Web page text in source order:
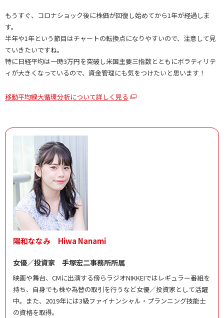
もうすぐ、コロナショック後に株価が回復し始めてから1年が経過しま
す。
半年や1年という節目はチャートの転換点になりやすいので、注意して見
ていきたいですね。
特に日経平均は一時3万円を突破し米国主要三指数とともにボラティリテ
ィが大きくなっているので、資金管理にも気をつけたいと思います！
移動平均線大循環分析について詳しく見る
陽和ななみ Hiwa Nanami
女優／投資家 手塚宏二事務所所属
映画や舞台、CMに出演する傍らラジオNIKKEIではレギュラー番組を
持ち、自身でも株や為替の取引を行うなど女優／投資家として活躍
中。また、2019年には3級ファイナンシャル・プランニング技能士
の資格を取得。